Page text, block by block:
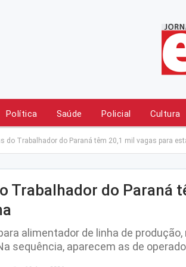
Política Saúde Policial Cultura
do Trabalhador do Paraná têm 20,1 mil vagas para
Trabalhador do Paraná
alimentador de linha de
sequência, aparecem as de